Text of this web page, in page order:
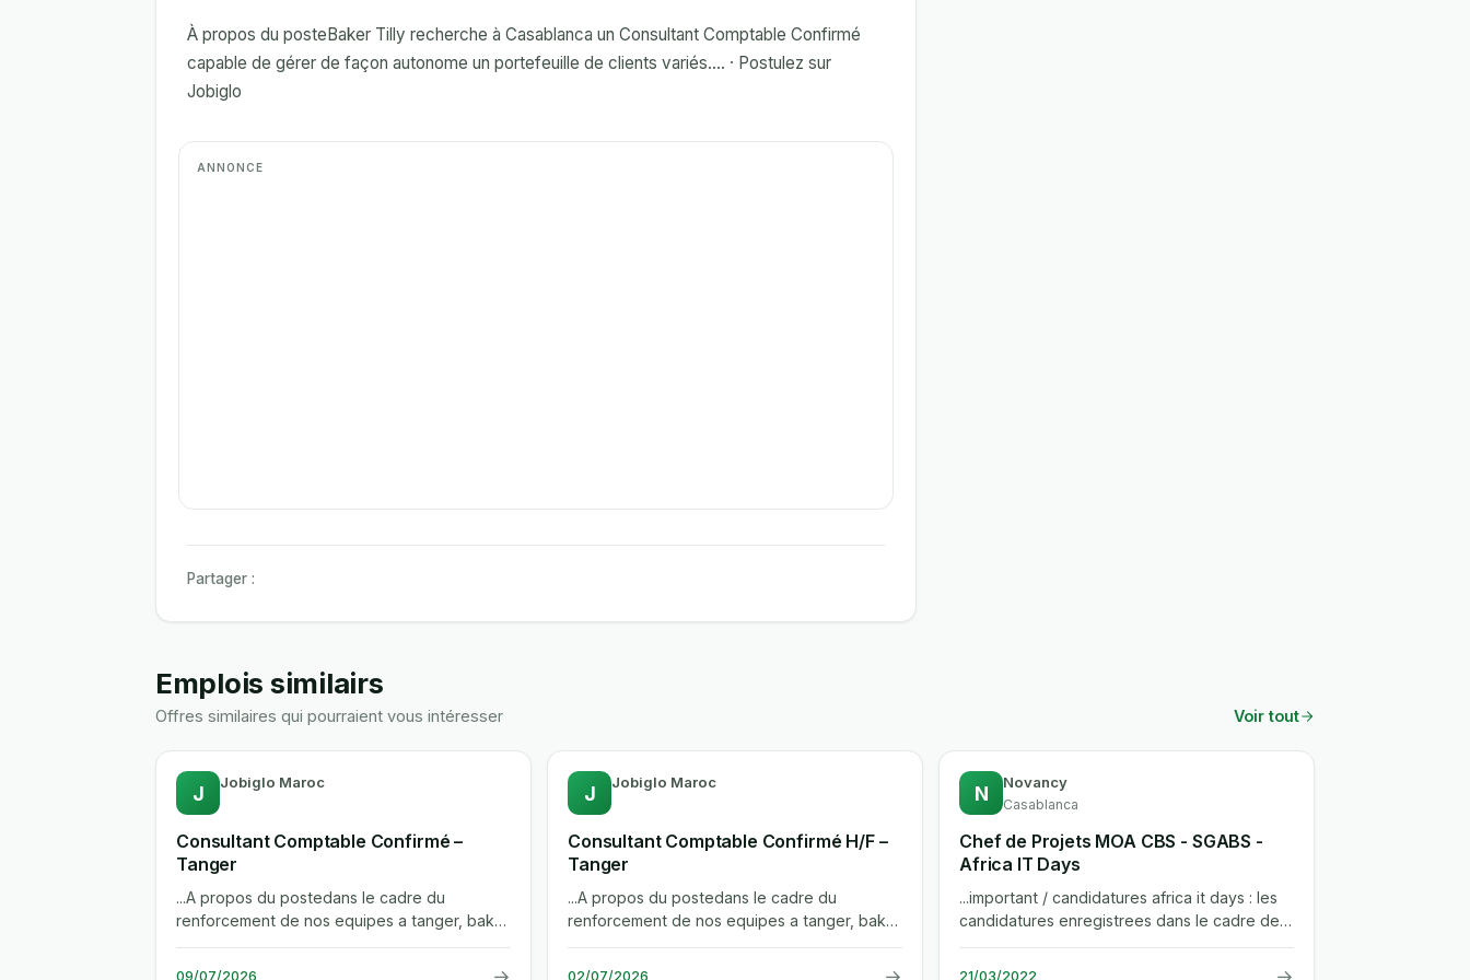
À propos du posteBaker Tilly recherche à Casablanca un Consultant Comptable Confirmé
capable de gérer de façon autonome un portefeuille de clients variés.... · Postulez sur
Jobiglo
Partager :
Emplois similairs
Offres similaires qui pourraient vous intéresser Voir tout
J Jobiglo Maroc
Consultant Comptable Confirmé –
Tanger
...A propos du postedans le cadre du
renforcement de nos equipes a tanger, baker
tilly maroc recherche un consultant...
09/07/2026
J Jobiglo Maroc
Consultant Comptable Confirmé H/F –
Tanger
...A propos du postedans le cadre du
renforcement de nos equipes a tanger, baker
tilly maroc recrute un consultant...
02/07/2026
N Novancy
Casablanca
Chef de Projets MOA CBS - SGABS -
Africa IT Days
...important / candidatures africa it days : les
candidatures enregistrees dans le cadre de
ce poste seront transmises...
21/03/2022